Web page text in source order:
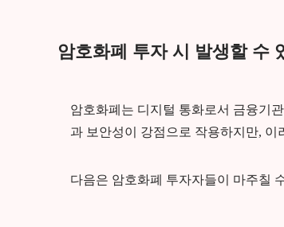
암호화폐 투자 시 발생할 수
암호화폐는 디지털 통화로서 금융기
과 보안성이 강점으로 작용하지만, 이
다음은 암호화폐 투자자들이 마주칠